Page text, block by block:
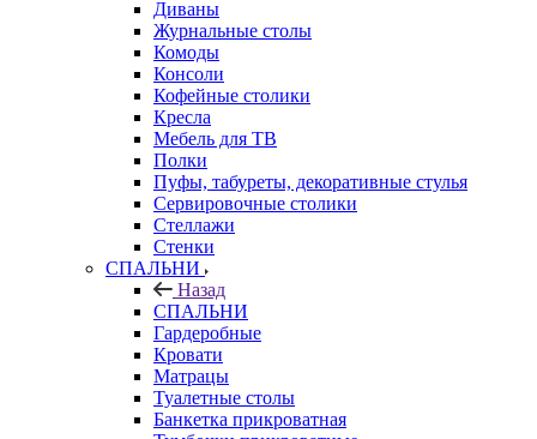
Диваны
Журнальные столы
Комоды
Консоли
Кофейные столики
Кресла
Мебель для ТВ
Полки
Пуфы, табуреты, декоративные стулья
Сервировочные столики
Стеллажи
Стенки
СПАЛЬНИ
Назад
СПАЛЬНИ
Гардеробные
Кровати
Матрацы
Туалетные столы
Банкетка прикроватная